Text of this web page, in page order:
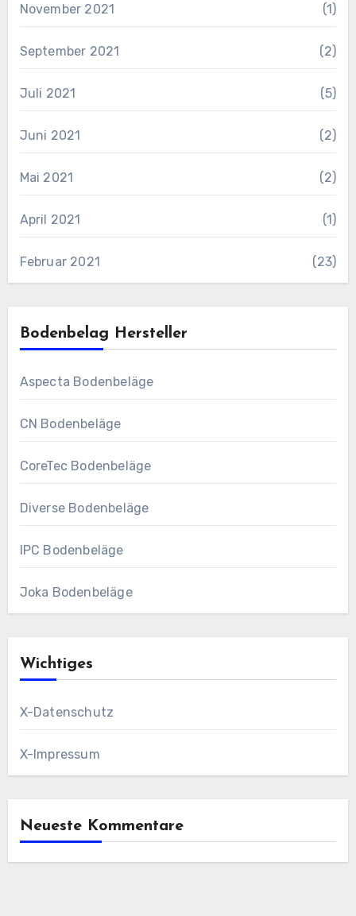
November 2021 (1)
September 2021 (2)
Juli 2021 (5)
Juni 2021 (2)
Mai 2021 (2)
April 2021 (1)
Februar 2021 (23)
Bodenbelag Hersteller
Aspecta Bodenbeläge
CN Bodenbeläge
CoreTec Bodenbeläge
Diverse Bodenbeläge
IPC Bodenbeläge
Joka Bodenbeläge
Wichtiges
X-Datenschutz
X-Impressum
Neueste Kommentare